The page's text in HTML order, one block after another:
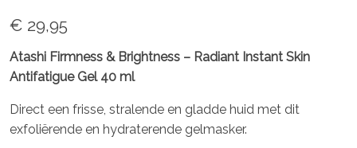
€ 29,95
Atashi Firmness & Brightness – Radiant Instant Skin
Antifatigue Gel 40 ml
Direct een frisse, stralende en gladde huid met dit
exfoliërende en hydraterende gelmasker.